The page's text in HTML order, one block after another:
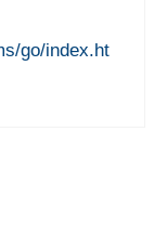
go/index.ht